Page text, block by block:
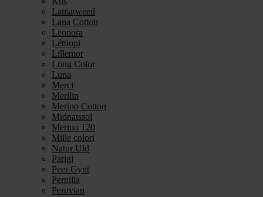
Lamatweed
Lana Cotton
Leonora
Léttlopi
Lillemor
Long Color
Luna
Merci
Merilin
Merino Cotton
Midnatssol
Merino 120
Mille colori
Natur Uld
Parigi
Peer Gynt
Pernilla
Peruvian